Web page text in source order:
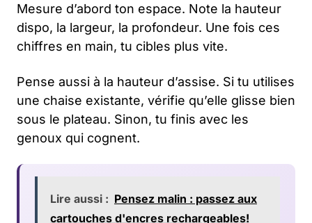
Mesure d’abord ton espace. Note la hauteur
dispo, la largeur, la profondeur. Une fois ces
chiffres en main, tu cibles plus vite.
Pense aussi à la hauteur d’assise. Si tu utilises
une chaise existante, vérifie qu’elle glisse bien
sous le plateau. Sinon, tu finis avec les
genoux qui cognent.
Lire aussi : Pensez malin : passez aux
cartouches d'encres rechargeables!